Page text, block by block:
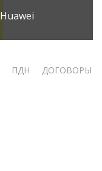
Huawei
ПДН
ДОГОВОРЫ